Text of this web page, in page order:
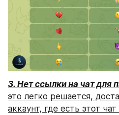
3. Нет ссылки на чат для
это легко решается,
аккаунт, где есть этот